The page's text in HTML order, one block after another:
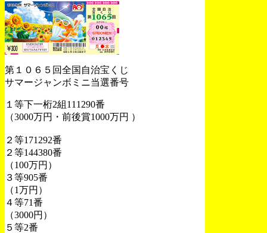
第１０６５回全国自治宝くじ
サマージャンボミニ当選番号
１等下一桁2組111290番
（3000万円・前後賞1000万円 ）
２等171292番
２等144380番
（100万円）
３等905番
（1万円）
４等71番
（3000円）
５等2番